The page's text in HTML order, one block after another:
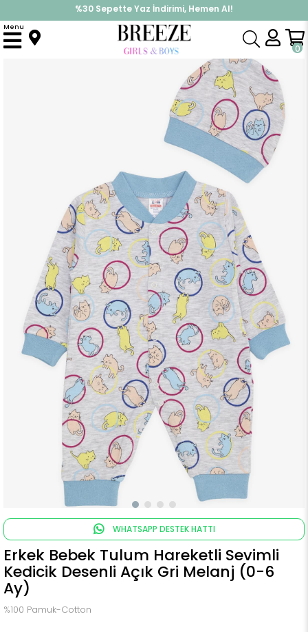
%30 Sepette Yaz İndirimi, Hemen Al!
İndirimlere ek %10 İndirimi Kap, Hemen Üye Ol!
0
Menu
Anasayfa Tulum
WHATSAPP DESTEK HATTI
Erkek Bebek Tulum Hareketli Sevimli
Kedicik Desenli Açık Gri Melanj (0-6
Ay)
%100 Pamuk-Cotton